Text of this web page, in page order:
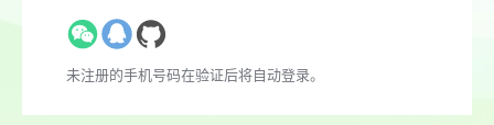
未注册的手机号码在验证后将自动登录。